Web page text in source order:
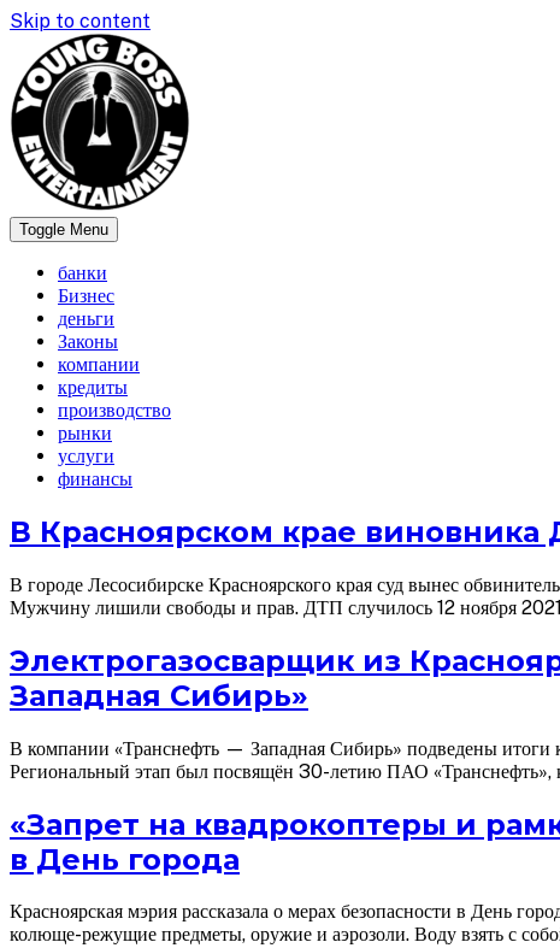
Skip to content
newsboss
Toggle Menu
банки
Бизнес
деньги
Законы
компании
кредиты
производство
рынки
услуги
финансы
В Красноярском крае
В городе Лесосибирске Красноярского края суд вынес
Мужчину лишили свободы и прав. ДТП случилось 12 ноября 2021
Электрогазосварщик из
Западная Сибирь»
В компании «Транснефть — Западная Сибирь» подведены итоги
Региональный этап был посвящён 30-летию ПАО «Транснефть»,
«Запрет на квадрокоптеры и
в День города
Красноярская мэрия рассказала о мерах безопасности в День
колюще-режущие предметы, оружие и аэрозоли. Воду взять с